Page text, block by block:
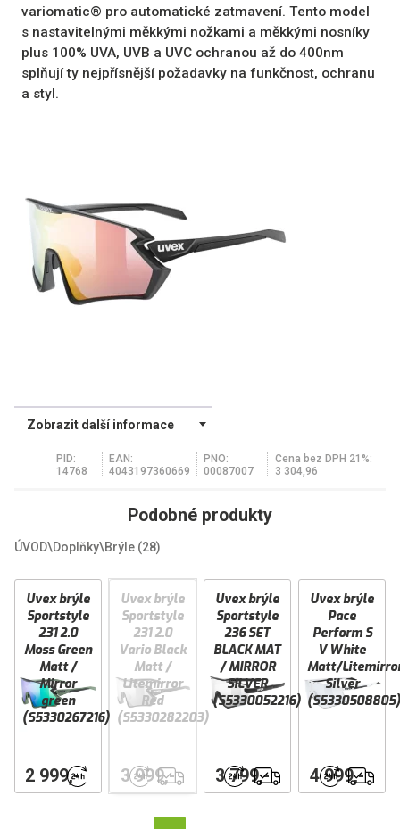
variomatic® pro automatické zatmavení. Tento model
s nastavitelnými měkkými nožkami a měkkými nosníky
plus 100% UVA, UVB a UVC ochranou až do 400nm
splňují ty nejpřísnější požadavky na funkčnost, ochranu
a styl.
Zobrazit další informace
PID:
14768
EAN:
4043197360669
PNO:
00087007
Cena bez DPH 21%:
3 304,96
Podobné produkty
ÚVOD\Doplňky\Brýle (28)
Uvex brýle
Sportstyle
231 2.0
Moss Green
Matt /
Mirror
green
(S5330267216)
2 999,-PŘIPRAVENO
IHNED
Uvex brýle
Sportstyle
231 2.0
Vario Black
Matt /
Litemirror
Red
(S5330282203)
3 999,-
PŘIPRAVENO
IHNED
DOPRAVA
ZDARMA
Uvex brýle
Sportstyle
236 SET
BLACK MAT
/ MIRROR
SILVER
(S5330052216)
3 799,-
PŘIPRAVENO
IHNED
DOPRAVA
ZDARMA
Uvex brýle
Pace
Perform S
V White
Matt/
Silver
(S5330508805)
4 999,-
PŘIPRAVENO
IHNED
DOPRAVA
ZDARMA